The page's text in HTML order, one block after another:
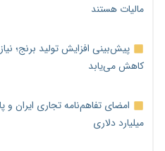
مالیات هستند
کاهش می‌یابد
میلیارد دلاری